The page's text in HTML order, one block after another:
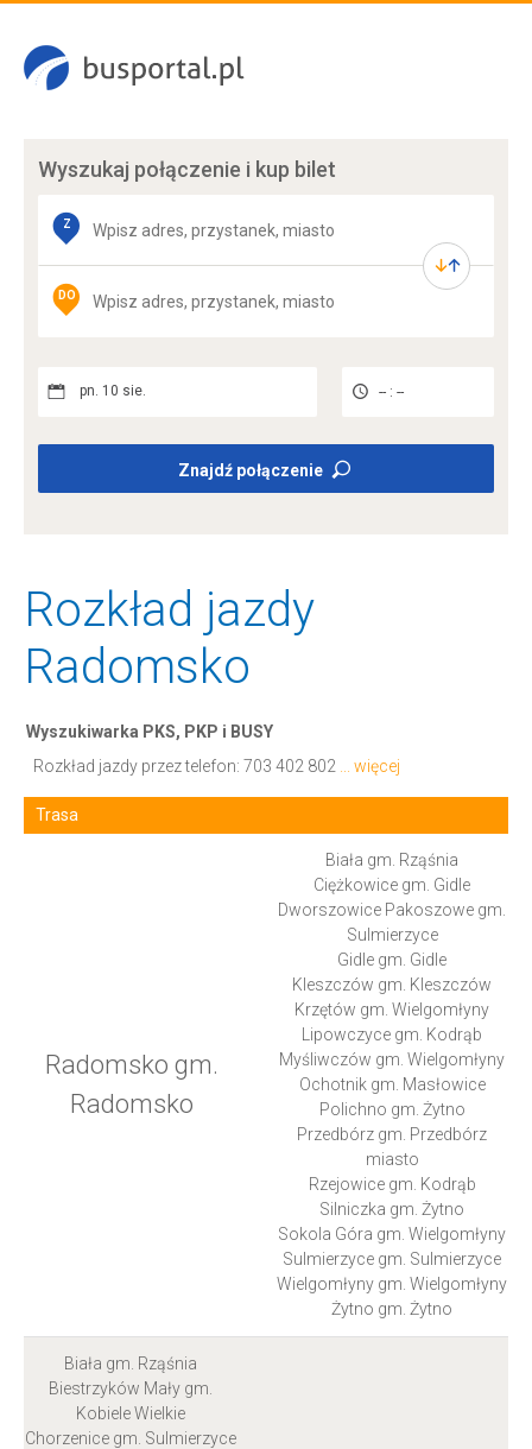
Wyszukaj połączenie i kup bilet
Z
DO
pn. 10 sie. -- : --
Znajdź połączenie
Rozkład jazdy
Radomsko
Wyszukiwarka PKS, PKP i BUSY
Rozkład jazdy przez telefon: 703 402 802 ... więcej
Trasa
Radomsko gm.
Radomsko
Biała gm. Rząśnia
Ciężkowice gm. Gidle
Dworszowice Pakoszowe gm.
Sulmierzyce
Gidle gm. Gidle
Kleszczów gm. Kleszczów
Krzętów gm. Wielgomłyny
Lipowczyce gm. Kodrąb
Myśliwczów gm. Wielgomłyny
Ochotnik gm. Masłowice
Polichno gm. Żytno
Przedbórz gm. Przedbórz
miasto
Rzejowice gm. Kodrąb
Silniczka gm. Żytno
Sokola Góra gm. Wielgomłyny
Sulmierzyce gm. Sulmierzyce
Wielgomłyny gm. Wielgomłyny
Żytno gm. Żytno
Biała gm. Rząśnia
Biestrzyków Mały gm.
Kobiele Wielkie
Chorzenice gm. Sulmierzyce